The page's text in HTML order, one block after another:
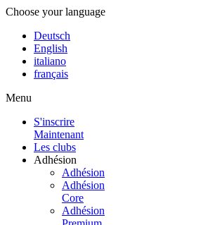
Choose your language
Deutsch
English
italiano
français
Menu
S'inscrire
Maintenant
Les clubs
Adhésion
Adhésion
Adhésion
Core
Adhésion